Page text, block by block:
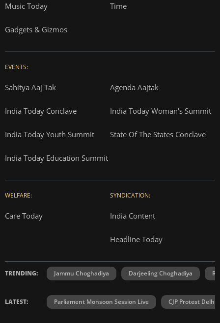
Music Today Time
Gadgets & Gizmos
EVENTS:
Sahitya Aaj Tak Agenda Aajtak
India Today Conclave India Today Woman's Summit
India Today Youth Summit State Of The States Conclave
India Today Education Summit
WELFARE:
Care Today
SYNDICATION:
India Content
Headline Today
TRENDING: Jammu Choghadiya Darjeeling Choghadiya
LATEST: Parliament Monsoon Session Live CJP Protest Delhi